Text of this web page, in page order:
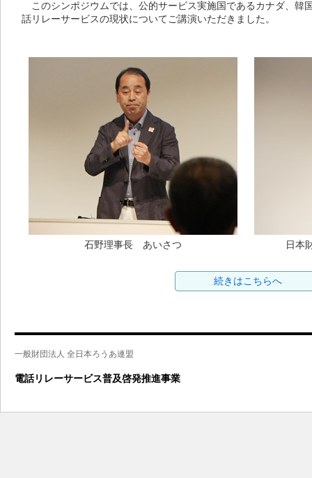
このシンポジウムでは、公的サービス実施国であるカナダ、韓
話リレーサービスの現状についてご講演いただきました。
石野理事長 あいさつ 日本
続きはこちらへ
一般財団法人 全日本ろうあ連盟
電話リレーサービス普及啓発推進事業